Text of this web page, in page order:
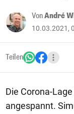
VonAndré
10.03.2021,
Teilen
Die Corona-
angespannt.